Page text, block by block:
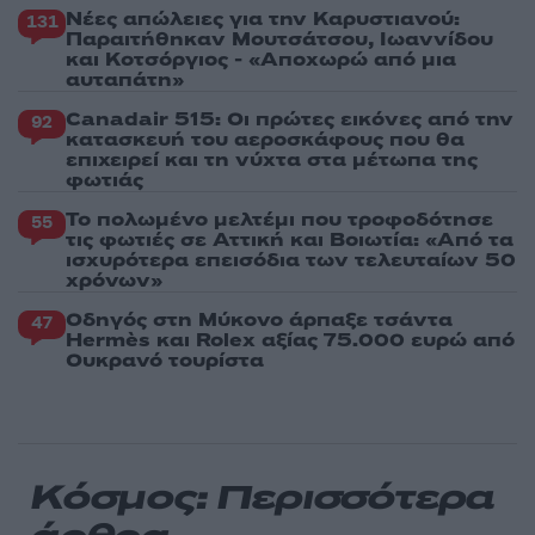
131 Νέες απώλειες για την Καρυστιανού:
Παραιτήθηκαν Μουτσάτσου, Ιωαννίδου
και Κοτσόργιος - «Αποχωρώ από μια
αυταπάτη»
92 Canadair 515: Οι πρώτες εικόνες από την
κατασκευή του αεροσκάφους που θα
επιχειρεί και τη νύχτα στα μέτωπα της
φωτιάς
55 Το πολωμένο μελτέμι που τροφοδότησε
τις φωτιές σε Αττική και Βοιωτία: «Από τα
ισχυρότερα επεισόδια των τελευταίων 50
χρόνων»
47 Οδηγός στη Μύκονο άρπαξε τσάντα
Hermès και Rolex αξίας 75.000 ευρώ από
Ουκρανό τουρίστα
Κόσμος: Περισσότερα